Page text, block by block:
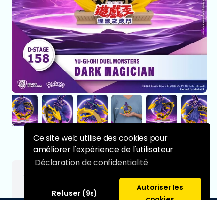
Ce site web utilise des cookies pour
améliorer l'expérience de l'utilisateur
Déclaration de confidentialité
Refuser (9s)
Autoriser les
Yu-Gi-Oh! Duel Monsters D-Stage PVC
Diorama Dark Magician 15 cm